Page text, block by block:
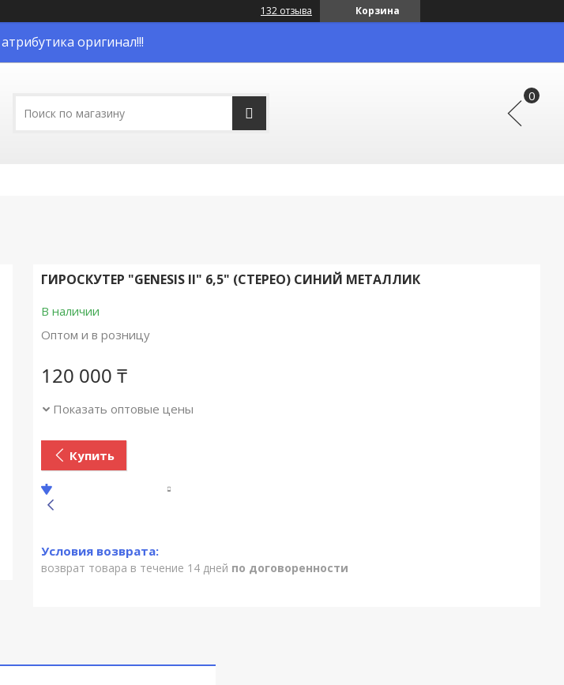
Корзина
132 отзыва
оригинал!!!
ГИРОСКУТЕР "GENESIS II" 6,5" (СТЕРЕО) СИНИЙ МЕТАЛЛИК
В наличии
Оптом и в розницу
120 000 ₸
Показать оптовые цены
Купить
возврат товара в течение 14 дней по договоренности